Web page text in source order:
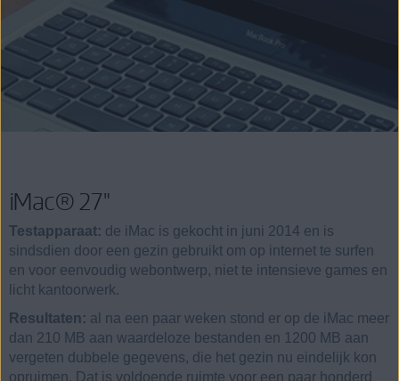
iMac® 27"
Testapparaat: de iMac is gekocht in juni 2014 en is
sindsdien door een gezin gebruikt om op internet te surfen
en voor eenvoudig webontwerp, niet te intensieve games en
licht kantoorwerk.
Resultaten: al na een paar weken stond er op de iMac meer
dan 210 MB aan waardeloze bestanden en 1200 MB aan
vergeten dubbele gegevens, die het gezin nu eindelijk kon
opruimen. Dat is voldoende ruimte voor een paar honderd